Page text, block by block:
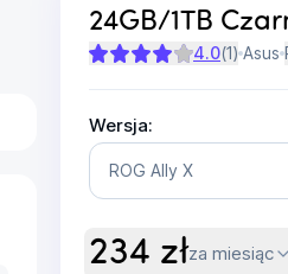
24GB/1TB
4.0(1) Asus
Wersja:
ROG Ally X
234 złza miesiąc